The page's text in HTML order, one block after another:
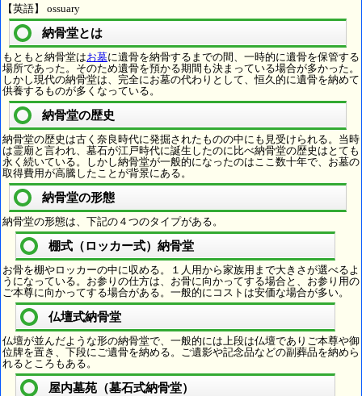
【英語】 ossuary
納骨堂とは
もともと納骨堂はお墓に遺骨を納骨するまでの間、一時的に遺骨を保管する
場所であった。そのため遺骨を預かる期間も決まっている場合が多かった。
しかし現代の納骨堂は、完全にお墓の代わりとして、恒久的に遺骨を納めて
供養するものが多くなっている。
納骨堂の歴史
納骨堂の歴史は古く奈良時代に発掘されたものの中にも見受けられる。当時
は霊廟と言われ、墓石が江戸時代に誕生したのに比べ納骨堂の歴史はとても
永く続いている。しかし納骨堂が一般的になったのはここ数十年で、お墓の
取得費用が高騰したことが背景にある。
納骨堂の形態
納骨堂の形態は、下記の４つのタイプがある。
棚式（ロッカー式）納骨堂
お骨を棚やロッカーの中に収める。１人用から家族用まで大きさが選べるよ
うになっている。お参りの仕方は、お骨に向かってする場合と、お参り用の
ご本尊に向かってする場合がある。一般的にコストは安価な場合が多い。
仏壇式納骨堂
仏壇が並んだような形の納骨堂で、一般的には上段は仏壇でありご本尊や御
位牌を置き、下段にご遺骨を納める。ご遺影や記念品などの副葬品を納めら
れるところもある。
屋内墓苑（墓石式納骨堂）